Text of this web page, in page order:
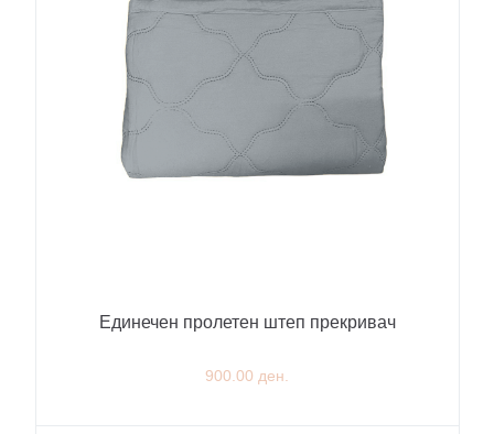
Единечен пролетен штеп прекривач
900.00 ден.